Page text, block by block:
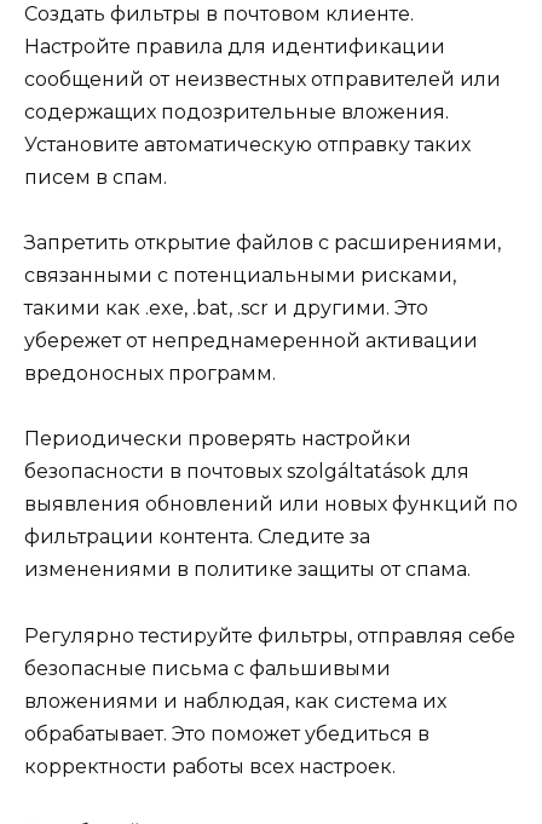
Создать фильтры в почтовом клиенте.
Настройте правила для идентификации
сообщений от неизвестных отправителей или
содержащих подозрительные вложения.
Установите автоматическую отправку таких
писем в спам.
Запретить открытие файлов с расширениями,
связанными с потенциальными рисками,
такими как .exe, .bat, .scr и другими. Это
убережет от непреднамеренной активации
вредоносных программ.
Периодически проверять настройки
безопасности в почтовых szolgáltatások для
выявления обновлений или новых функций по
фильтрации контента. Следите за
изменениями в политике защиты от спама.
Регулярно тестируйте фильтры, отправляя себе
безопасные письма с фальшивыми
вложениями и наблюдая, как система их
обрабатывает. Это поможет убедиться в
корректности работы всех настроек.